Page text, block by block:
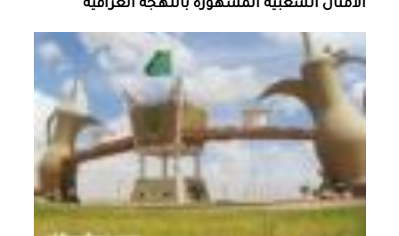
الأمثال الشعبية المشهورة باللهجة العراقيه